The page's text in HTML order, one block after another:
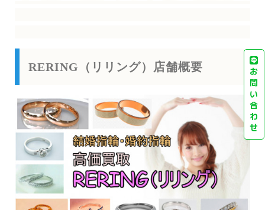
RERING（リリング）店舗概要
お
問
い
合
わ
せ